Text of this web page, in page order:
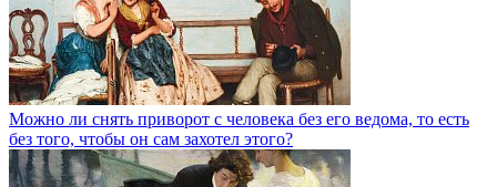
Можно ли снять приворот с человека без его ведома, то есть
без того, чтобы он сам захотел этого?